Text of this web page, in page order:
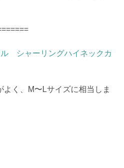
シャーリングハイネックカ
よく、M〜Lサイズに相当しま